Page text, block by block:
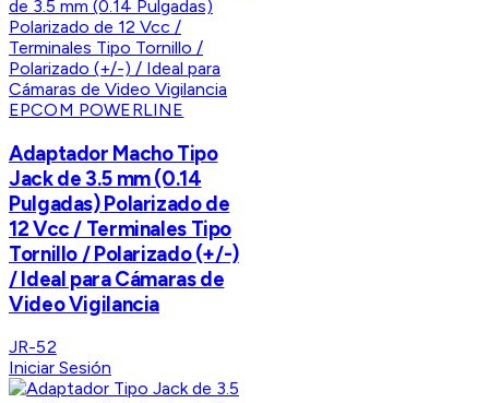
EPCOM POWERLINE
Adaptador Macho Tipo
Jack de 3.5 mm (0.14
Pulgadas) Polarizado de
12 Vcc / Terminales Tipo
Tornillo / Polarizado (+/-)
/ Ideal para Cámaras de
Video Vigilancia
JR-52
Iniciar Sesión